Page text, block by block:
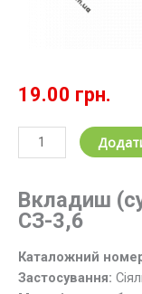
19.00 грн.
Вкладиш
СЗГ
штанги
амортизатора
СЗ-3,6
(сухар)
Вкладиш
СЗ-3,6
Каталожний
Застосування: